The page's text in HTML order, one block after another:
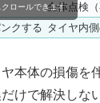
全体点検（
クする タイヤ内
クロールできます
本体の損傷を
けで解決しな